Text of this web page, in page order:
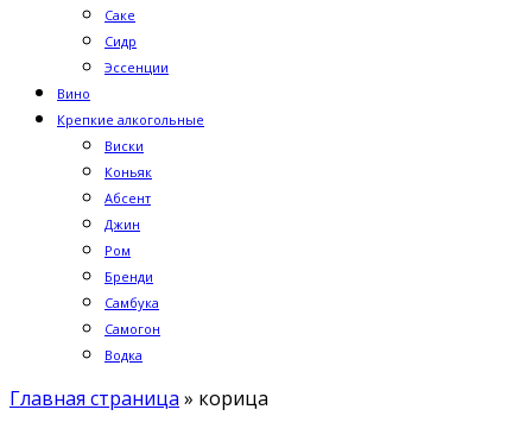
Саке
Сидр
Эссенции
Вино
Крепкие алкогольные
Виски
Коньяк
Абсент
Джин
Ром
Бренди
Самбука
Самогон
Водка
Главная страница » корица